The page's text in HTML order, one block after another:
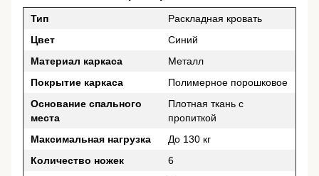
Тип
Раскладная кровать
Цвет
Синий
Материал каркаса
Металл
Покрытие каркаса
Полимерное порошковое
Основание спального
места
Плотная ткань с
пропиткой
Максимальная нагрузка
До 130 кг
Количество ножек
6